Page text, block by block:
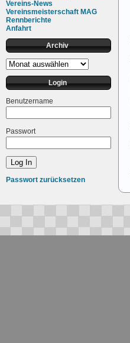
Vereins-News
Vereinsmeisterschaft MAG
Rennberichte
Anfahrt
Archiv
Archiv
Login
Benutzername
Passwort
Passwort zurücksetzen